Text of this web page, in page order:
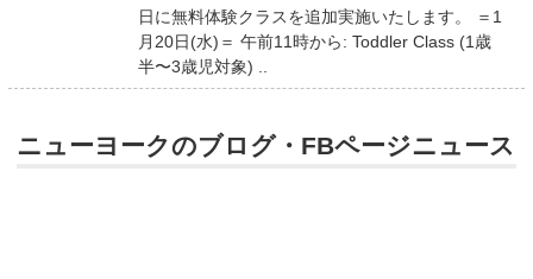
日に無料体験クラスを追加実施いたします。 ＝1
月20日(水)＝ 午前11時から: Toddler Class (1歳
半〜3歳児対象) ..
ニューヨークのブログ・FBページニュース